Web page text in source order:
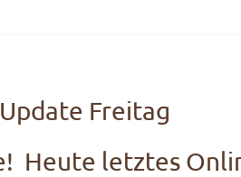
Freitag
Heute letztes